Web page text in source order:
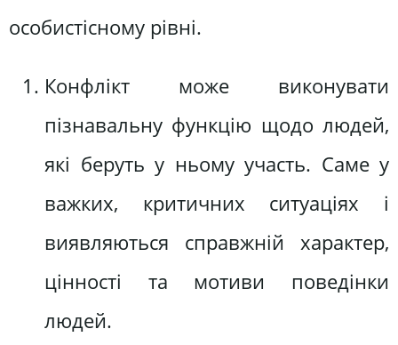
особистісному рівні.
Конфлікт може виконувати
пізнавальну функцію щодо людей,
які беруть у ньому участь. Саме у
важких, критичних ситуаціях і
виявляються справжній характер,
цінності та мотиви поведінки
людей.